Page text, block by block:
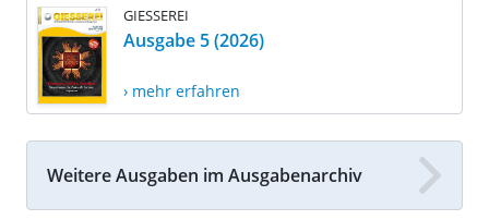
GIESSEREI
Ausgabe 5 (2026)
› mehr erfahren
Weitere Ausgaben im Ausgabenarchiv